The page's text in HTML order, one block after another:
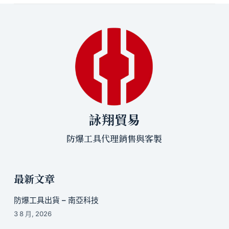
詠翔貿易
防爆工具代理銷售與客製
最新文章
防爆工具出貨 – 南亞科技
3 8 月, 2026